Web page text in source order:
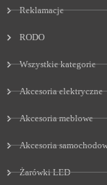
Reklamacje
RODO
Wszystkie kategorie
Akcesoria elektryczne
Akcesoria meblowe
Akcesoria
Żarówki LED